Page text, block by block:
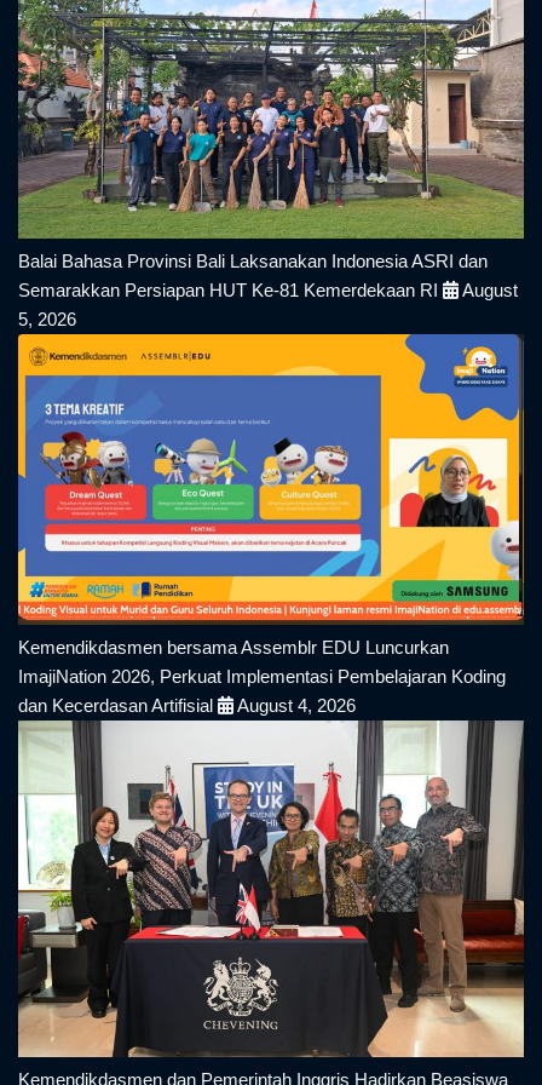
Balai Bahasa Provinsi Bali Laksanakan Indonesia ASRI dan
Semarakkan Persiapan HUT Ke-81 Kemerdekaan RI
August
5, 2026
Kemendikdasmen bersama Assemblr EDU Luncurkan
ImajiNation 2026, Perkuat Implementasi Pembelajaran Koding
dan Kecerdasan Artifisial
August 4, 2026
Kemendikdasmen dan Pemerintah Inggris Hadirkan Beasiswa